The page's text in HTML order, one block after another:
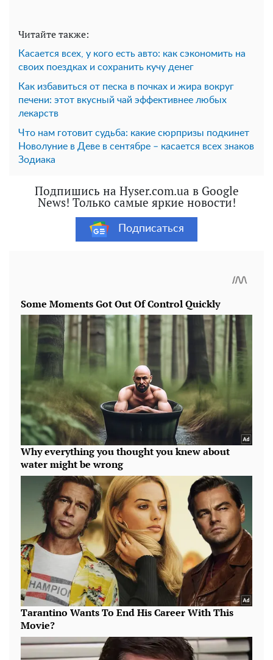
Читайте также:
Касается всех, у кого есть авто: как сэкономить на
своих поездках и сохранить кучу денег
Как избавиться от песка в почках и жира вокруг
печени: этот вкусный чай эффективнее любых
лекарств
Что нам готовит судьба: какие сюрпризы подкинет
Новолуние в Деве в сентябре – касается всех знаков
Зодиака
Подпишись на Hyser.com.ua в Google
News! Только самые яркие новости!
Подписаться